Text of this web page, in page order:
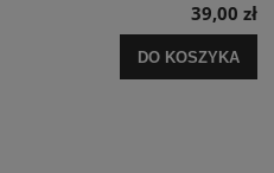
39,00 zł
DO KOSZYKA